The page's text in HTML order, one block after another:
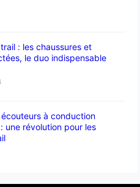
: les chaussures et
le duo indispensable
à conduction
une révolution pour les